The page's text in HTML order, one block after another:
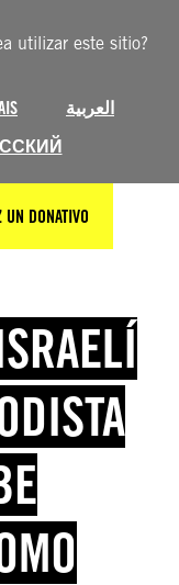
utilizar este sitio?
العربية
UN DONATIVO